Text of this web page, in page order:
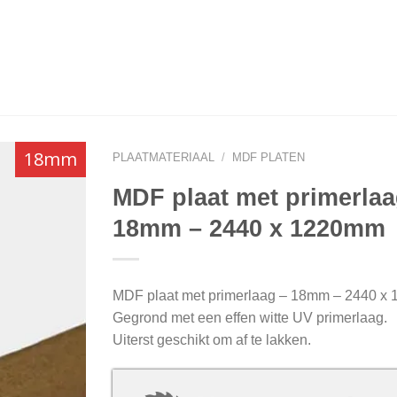
18mm PLAATMATERIAAL / MDF PLATEN
MDF plaat met
18mm – 2440 x 1220mm
MDF plaat met primerlaag – 18mm – 2440 x
Gegrond met een effen witte UV primerlaag.
Uiterst geschikt om af te lakken.